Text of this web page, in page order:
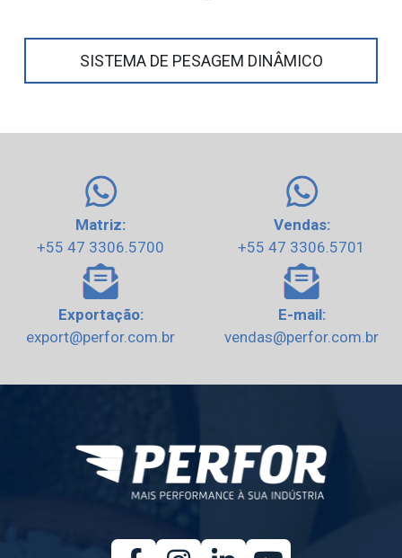
SISTEMA DE PESAGEM DINÂMICO
Matriz:
+55 47 3306.5700
Vendas:
+55 47 3306.5701
Exportação:
export@perfor.com.br
E-mail:
vendas@perfor.com.br